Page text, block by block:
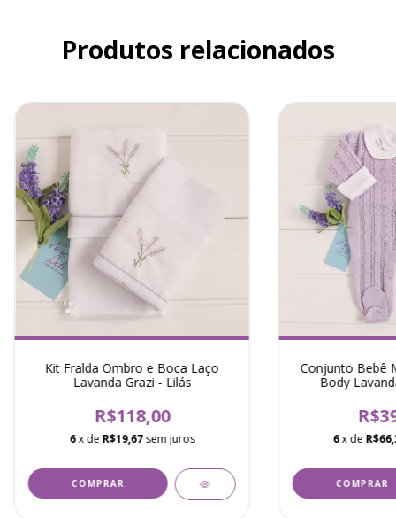
Produtos relacionados
Kit Fralda Ombro e Boca Laço
Lavanda Grazi - Lilás
R$118,00
6x de R$19,67 sem juros
Conjunto Bebê
Body
6x de
COMPRAR